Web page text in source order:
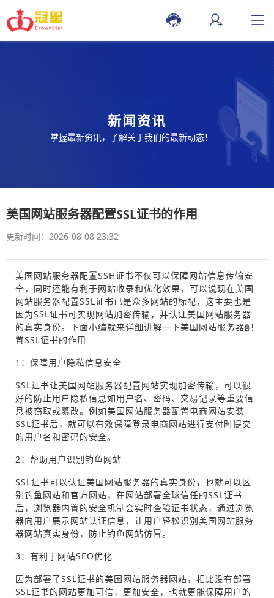
新闻资讯
掌握最新资讯，了解关于我们的最新动态！
美国网站服务器配置SSL证书的作用
更新时间：2026-08-08 23:32
美国网站服务器配置SSH证书不仅可以保障网站信息传输安
全，同时还能有利于网站收录和优化效果，可以说现在美国
网站服务器配置SSL证书已是众多网站的标配，这主要也是
因为SSL证书可实现网站加密传输，并认证美国网站服务器
的真实身份。下面小编就来详细讲解一下美国网站服务器配
置SSL证书的作用
1：保障用户隐私信息安全
SSL证书让美国网站服务器配置网站实现加密传输，可以很
好的防止用户隐私信息如用户名、密码、交易记录等重要信
息被窃取或纂改。例如美国网站服务器配置电商网站安装
SSL证书后，就可以有效保障登录电商网站进行支付时提交
的用户名和密码的安全。
2：帮助用户识别钓鱼网站
SSL证书可以认证美国网站服务器的真实身份，也就可以区
别钓鱼网站和官方网站，在网站部署全球信任的SSL证书
后，浏览器内置的安全机制会实时查验证书状态，通过浏览
器向用户展示网站认证信息，让用户轻松识别美国网站服务
器网站真实身份，防止钓鱼网站仿冒。
3：有利于网站SEO优化
因为部署了SSL证书的美国网站服务器网站，相比没有部署
SSL证书的网站更加可信，更加安全，也就更能保障用户的